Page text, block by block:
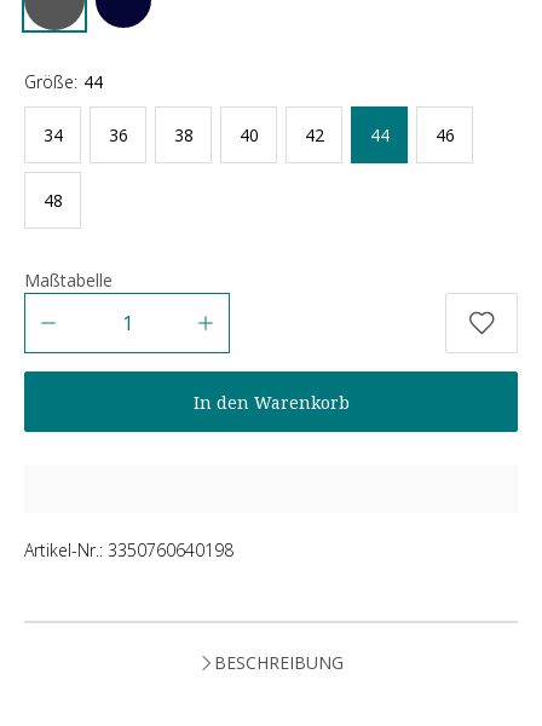
Größe: 44
34 36 38 40 42 44 46
48
Maßtabelle
In den Warenkorb
Artikel-Nr.: 3350760640198
BESCHREIBUNG